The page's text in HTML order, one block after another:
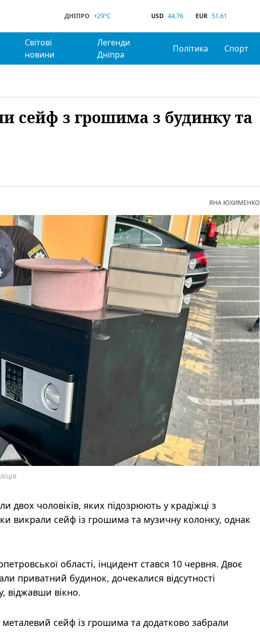
ДНІПРО +29°C USD 44.76 EUR 51.61
Світові
новини
Легенди
Дніпра
Політика Спорт
сейф з грошима з будинку та
ЯНА ЮХИМЕНКО
двох чоловіків, яких підозрюють у крадіжці з
викрали сейф із грошима та музичну колонку, однак
області, інцидент стався 10 червня. Двоє
приватний будинок, дочекалися відсутності
віджавши вікно.
сейф із грошима та додатково забрали